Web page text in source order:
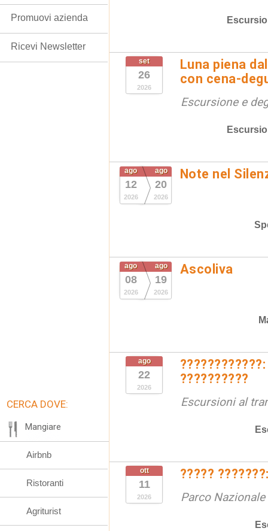
set
26
2026
Luna piena
con cena-
Escursione e
ago
12
2026
ago
20
2026
Note nel
ago
08
2026
ago
19
2026
Ascoliva
ago
22
2026
??????????
Escursioni al
ott
11
2026
?????
Parco
Promuovi azienda
Ricevi Newsletter
CERCA DOVE:
Mangiare
Airbnb
Ristoranti
Agriturist